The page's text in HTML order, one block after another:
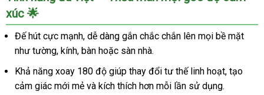
xúc 🌟
Đế hút cực mạnh, dễ dàng gắn chắc chắn lên mọi bề mặt
như tường, kính, bàn hoặc sàn nhà.
Khả năng xoay 180 độ giúp thay đổi tư thế linh hoạt, tạo
cảm giác mới mẻ và kích thích hơn mỗi lần sử dụng.